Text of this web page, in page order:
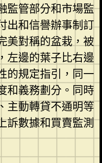
監管部分和市場監
出和信譽辦事制訂
美對稱的盆栽，被
左邊的葉子比右邊
的規定指引，同一
和義務劃分。同時
主動轉貸不通明等
訴數據和買賣監測